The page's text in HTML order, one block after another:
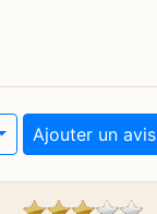
Ajouter un avis